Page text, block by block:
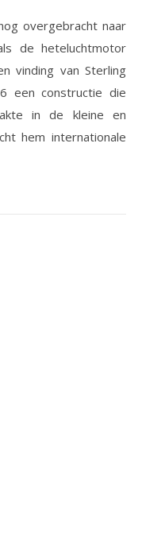
overgebracht naar
de heteluchtmotor
vinding van Sterling
een constructie die
in de kleine en
hem internationale